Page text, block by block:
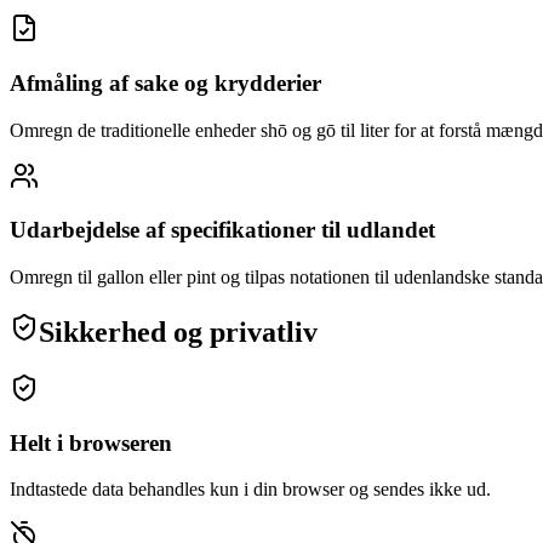
Afmåling af sake og krydderier
Omregn de traditionelle enheder shō og gō til liter for at forstå
Udarbejdelse af specifikationer til udlandet
Omregn til gallon eller pint og tilpas notationen til udenlandske
Sikkerhed og privatliv
Helt i browseren
Indtastede data behandles kun i din browser og sendes ikke ud.